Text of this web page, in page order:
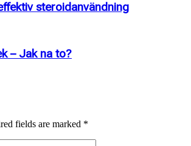
steroidanvändning
– Jak na to?
fields are marked *